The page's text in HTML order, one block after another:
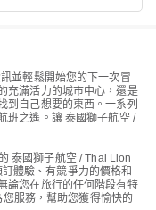
並輕鬆開始您的下一次冒
充滿活力的城市中心，還是
到自己想要的東西。一系列
班之遙。讓 泰國獅子航空 /
泰國獅子航空 / Thai Lion
體驗、有競爭力的價格和
論您在旅行的任何階段有特
服務，幫助您獲得愉快的